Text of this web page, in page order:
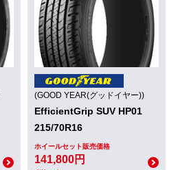
(GOOD YEAR(グッドイヤー))
EfficientGrip SUV HP01
215/70R16
ホイールセット販売価格
141,800円